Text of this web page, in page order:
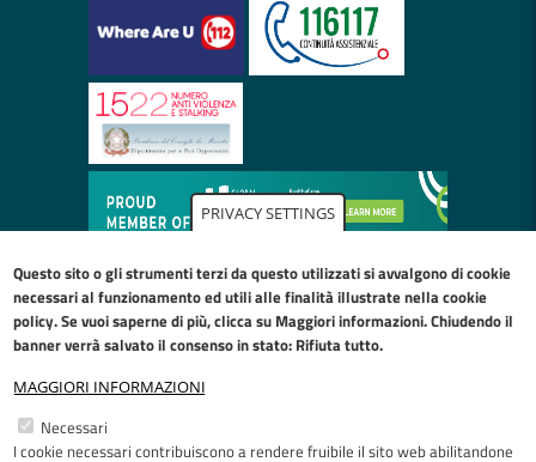
PRIVACY SETTINGS
Questo sito o gli strumenti terzi da questo utilizzati si avvalgono di cookie
necessari al funzionamento ed utili alle finalità illustrate nellacookie
policy. Se vuoi saperne di più, clicca su Maggiori informazioni. Chiudendo il
banner verrà salvato il consenso in stato: Rifiuta tutto.
MAGGIORI INFORMAZIONI
Necessari
I cookie necessari contribuiscono a rendere fruibile il sito web abilitandone
Restiamo in contatto